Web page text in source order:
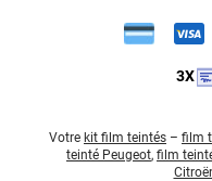
3X
Votre kit film teintés – film
teinté Peugeot, film